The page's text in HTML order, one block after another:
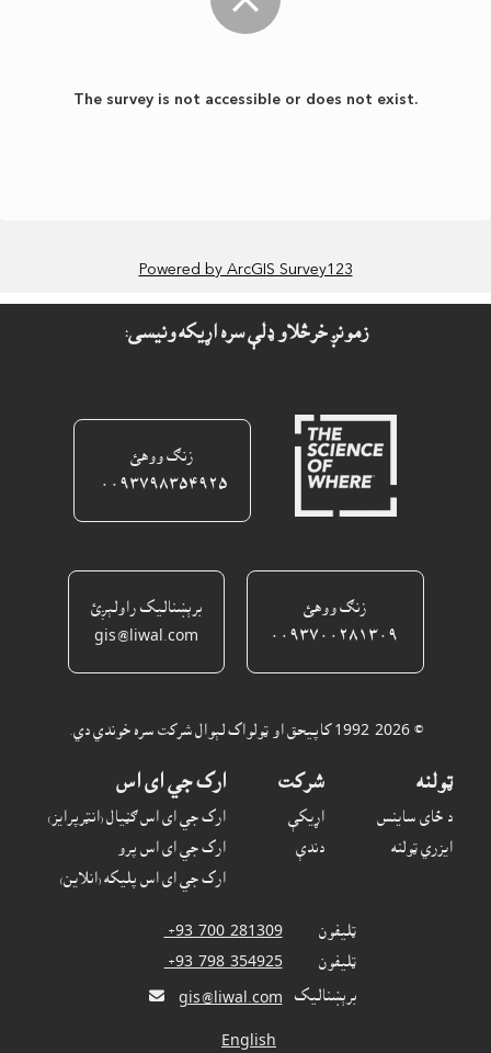
زمونږ خرڅلاو ډلې سره اړيکه ونيسى:
زنګ ووهئ
٠٠٩٣٧٩٨٣٥٤٩٢٥ ‎
زنګ ووهئ
برېښناليک راولېږئ
gis@liwal.com
© 1992-2026 کاپيحق او ټولواک لېوال شرکت سره خوندي دي.
ټولنه
د ځاى ساينس
ايزري ټولنه
شرکت
اړيکې
دندې
ارک جي اى اس
ارک جي اى اس ګڼيال (انټرپرايز)
ارک جي اى اس پرو
ارک جي اى اس پليکه (انلاين)
ټليفون
‎ +93-700-281309
ټليفون
‎ +93-798-354925
برېښناليک gis@liwal.com

English